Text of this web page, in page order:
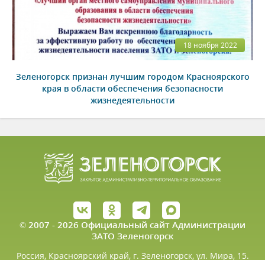
18 ноября 2022
Зеленогорск признан лучшим городом Красноярского
края в области обеспечения безопасности
жизнедеятельности
© 2007 - 2026 Официальный сайт Администрации
ЗАТО Зеленогорск
Россия, Красноярский край, г. Зеленогорск, ул. Мира, 15.